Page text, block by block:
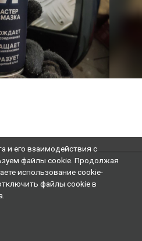
и его взаимодействия с
файлы cookie. Продолжая
использование cookie-
файлы cookie в